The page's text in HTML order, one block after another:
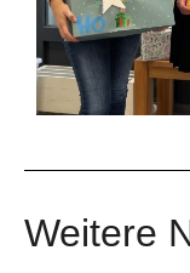
Weitere